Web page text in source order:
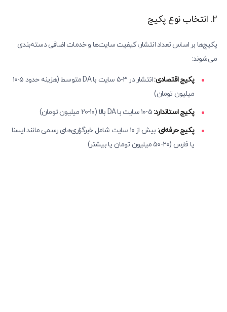
2. انتخاب نوع پکیج
پکیج‌ها بر اساس تعداد انتشار، کیفیت سایت‌ها و خدمات اضافی دسته‌بندی
می‌شوند:
پکیج اقتصادی:
انتشار در ۳-۵ سایت با DA متوسط (هزینه حدود ۵-۱۰
میلیون تومان)
پکیج استاندارد:۵-۱۰ سایت با DA بالا (۱۰-۲۰ میلیون تومان)
پکیج حرفه‌ای:
بیش از ۱۰ سایت شامل خبرگزاری‌های رسمی مانند ایسنا
یا فارس (۲۰-۵۰ میلیون تومان یا بیشتر)